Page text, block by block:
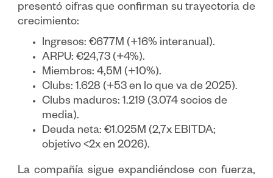
presentó cifras que confirman su trayectoria de
crecimiento:
Ingresos: €677M (+16% interanual).
ARPU: €24,73 (+4%).
Miembros: 4,5M (+10%).
Clubs: 1.628 (+53 en lo que va de 2025).
Clubs maduros: 1.219 (3.074 socios de
media).
Deuda neta: €1.025M (2,7x EBITDA;
objetivo <2x en 2026).
La compañía sigue expandiéndose con fuerza,